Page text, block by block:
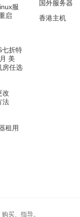
服
启
七折特
美
房任选
改
法
租用
国外服务器
香港主机
买、指导。